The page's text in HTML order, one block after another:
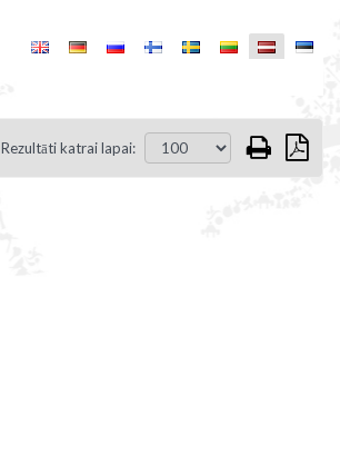
Rezultāti katrai lapai: